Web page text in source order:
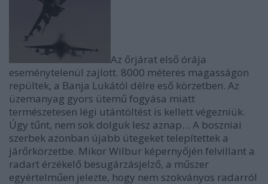
Az őrjárat első órája
eseménytelenül zajlott. 8000 méteres magasságon
repültek, a Banja Lukától délre eső körzetben. Az
üzemanyag gyors ütemű fogyása miatt
természetesen légi utántöltést is kellett végezniük.
Úgy tűnt, nem sok dolguk lesz aznap… A boszniai
szerbek azonban újabb ütegeket telepítettek a
járőrkörzetbe. Mikor Wilbur képernyőjén felvillant a
radart érzékelő besugárzásjelző, a műszer
egyértelműen jelezte, hogy nem szokványos radarról